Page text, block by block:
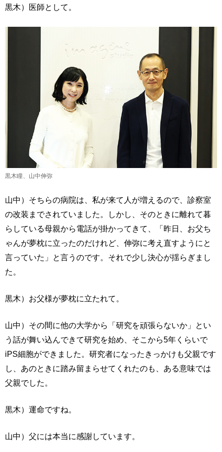
黒木）医師として。
黒木瞳、山中伸弥
山中）そちらの病院は、私が来て人が増えるので、診察室
の改装までされていました。しかし、そのときに離れて暮
らしている母親から電話が掛かってきて、「昨日、お父ち
ゃんが夢枕に立ったのだけれど、伸弥に考え直すようにと
言っていた」と言うのです。それで少し決心が揺らぎまし
た。
黒木）お父様が夢枕に立たれて。
山中）その間に他の大学から「研究を頑張らないか」とい
う話が舞い込んできて研究を始め、そこから5年くらいで
iPS細胞ができました。研究者になったきっかけも父親です
し、あのときに踏み留まらせてくれたのも、ある意味では
父親でした。
黒木）運命ですね。
山中）父には本当に感謝しています。